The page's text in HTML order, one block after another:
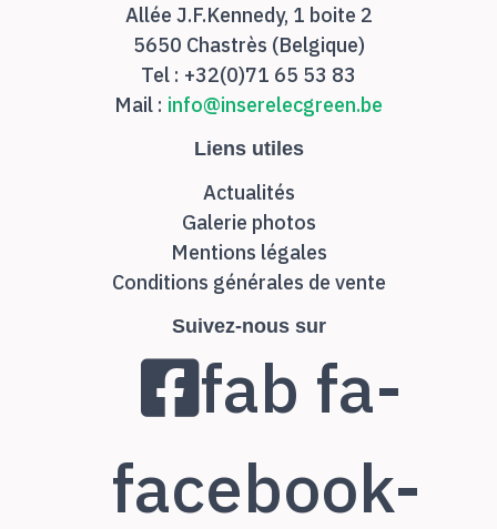
Allée J.F.Kennedy, 1 boite 2
5650 Chastrès (Belgique)
Tel : +32(0)71 65 53 83
Mail : info@inserelecgreen.be
Liens utiles
Actualités
Galerie photos
Mentions légales
Conditions générales de vente
Suivez-nous sur
fab fa-
facebook-